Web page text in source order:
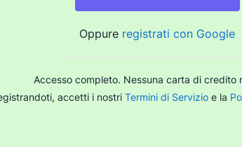
Oppure registrati con Google
Accesso completo. Nessuna carta di credito
accetti i nostri Termini di Servizio e la